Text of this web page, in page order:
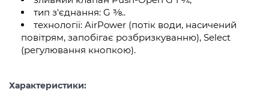
тип з'єднання: G ⅜..
технології: AirPower (потік води, насичений
повітрям, запобігає розбризкуванню), Select
(регулювання кнопкою).
Характеристики: